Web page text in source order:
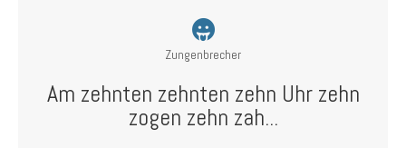
Zungenbrecher
Am zehnten zehnten zehn Uhr zehn
zogen zehn zah...